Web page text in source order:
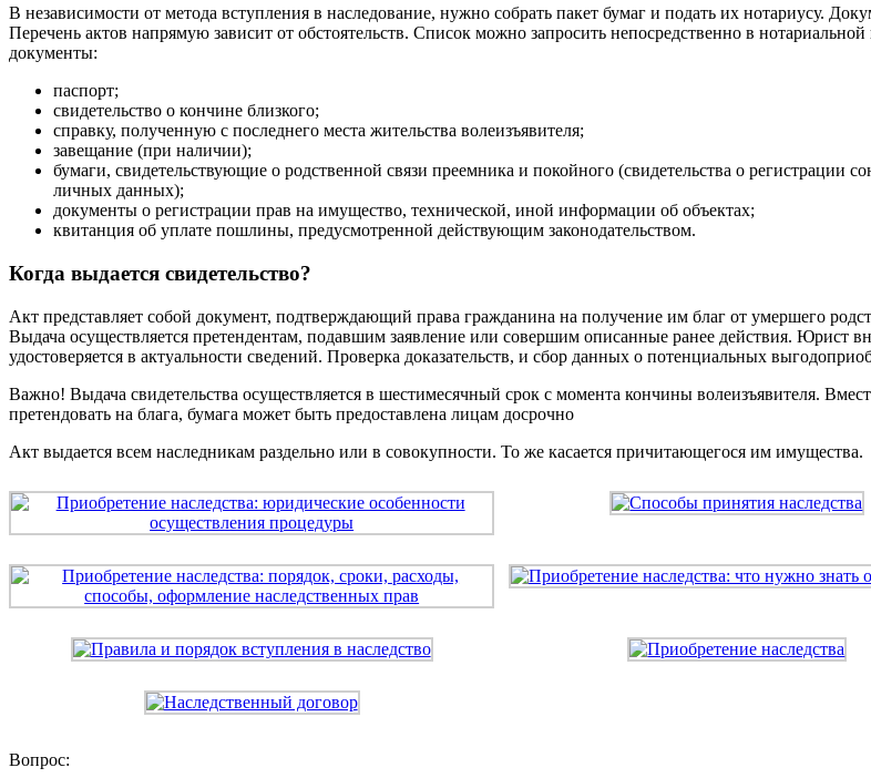
В независимости от метода вступления в наследование, нужно собрать пакет бумаг и подать их нотариусу.
Перечень актов напрямую зависит от обстоятельств. Список можно запросить непосредственно в
документы:
паспорт;
свидетельство о кончине близкого;
справку, полученную с последнего места жительства волеизъявителя;
завещание (при наличии);
бумаги, свидетельствующие о родственной связи преемника и покойного (свидетельства о
личных данных);
документы о регистрации прав на имущество, технической, иной информации об объектах;
квитанция об уплате пошлины, предусмотренной действующим законодательством.
Когда выдается свидетельство?
Акт представляет собой документ, подтверждающий права гражданина на получение им благ от умершего
Выдача осуществляется претендентам, подавшим заявление или совершим описанные ранее действия. Юрист
удостоверяется в актуальности сведений. Проверка доказательств, и сбор данных о потенциальных
Важно! Выдача свидетельства осуществляется в шестимесячный срок с момента кончины волеизъявителя.
претендовать на блага, бумага может быть предоставлена лицам досрочно
Акт выдается всем наследникам раздельно или в совокупности. То же касается причитающегося им имущества.
Вопрос: